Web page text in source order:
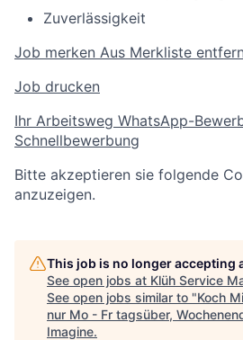
Zuverlässigkeit
Job merken Aus Merkliste
Job drucken
Ihr Arbeitsweg WhatsApp-
Schnellbewerbung
Bitte akzeptieren sie folgende
anzuzeigen.
This job is no longer accepting
See open jobs at Klüh Service
See open jobs similar to "Koch
nur Mo - Fr tagsüber,
Imagine.